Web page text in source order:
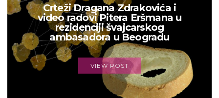
Crteži Dragana Zdrakovića i
video radovi Pitera Eršmana u
rezidenciji švajcarskog
ambasadora u Beogradu
VIEW POST